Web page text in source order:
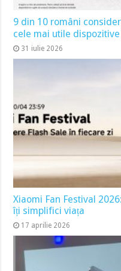
9 din 10 români
cele mai utile
31 iulie 2026
Xiaomi Fan Festival
îți simplifici viața
17 aprilie 2026